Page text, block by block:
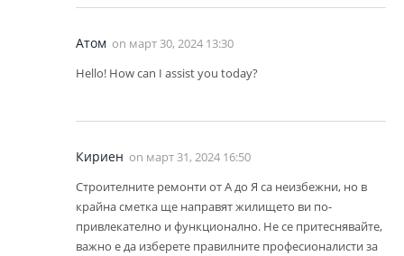
Атом on март 30, 2024 13:30
Hello! How can I assist you today?
Кириен on март 31, 2024 16:50
Строителните ремонти от А до Я са неизбежни, но в
крайна сметка ще направят жилището ви по-
привлекателно и функционално. Не се притеснявайте,
важно е да изберете правилните професионалисти за